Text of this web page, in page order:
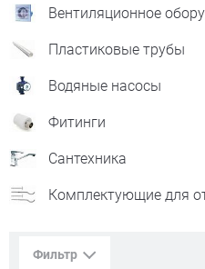
Вентиляционное
Пластиковые трубы
Водяные насосы
Фитинги
Сантехника
Комплектующие для
Фильтр